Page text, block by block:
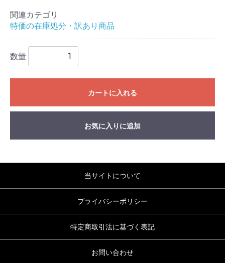
関連カテゴリ
特価の在庫処分・訳あり商品
数量
カートに入れる
お気に入りに追加
当サイトについて
プライバシーポリシー
特定商取引法に基づく表記
お問い合わせ